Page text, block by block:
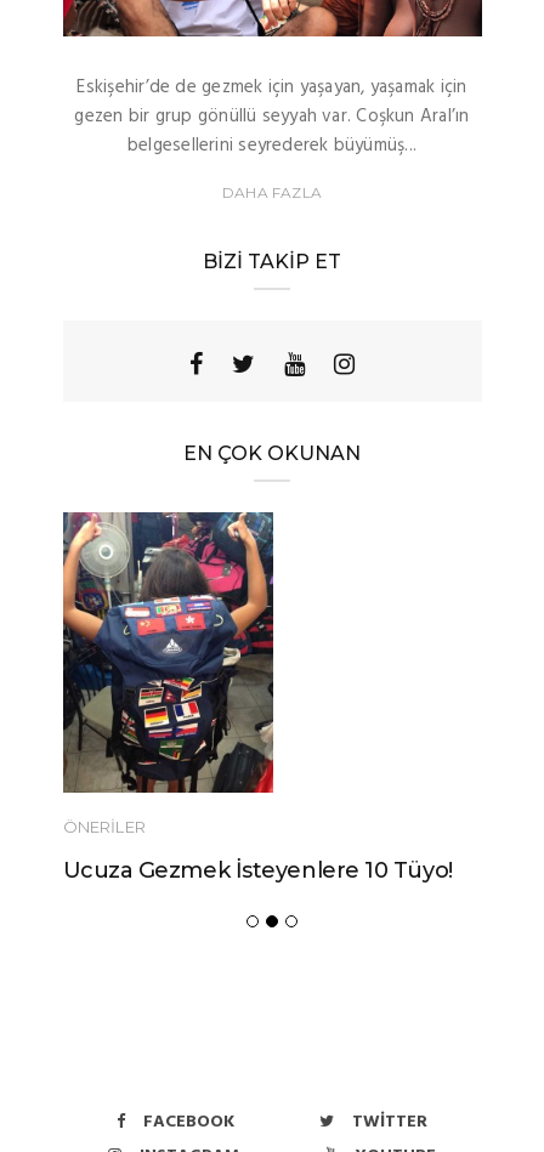
Eskişehir’de de gezmek için yaşayan, yaşamak için
gezen bir grup gönüllü seyyah var. Coşkun Aral’ın
belgesellerini seyrederek büyümüş...
DAHA FAZLA
BIZI TAKIP ET
EN ÇOK OKUNAN
ÖNERILER
Ucuza Gezmek İsteyenlere 10 Tüyo!
FACEBOOK
TWITTER